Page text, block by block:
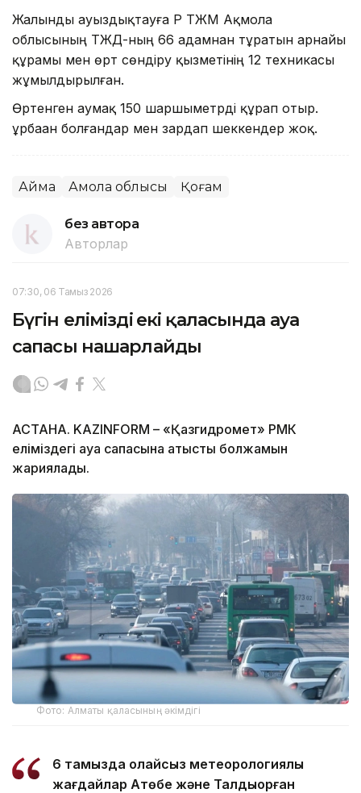
Жалынды ауыздықтауға ҚР ТЖМ Ақмола
облысының ТЖД-ның 66 адамнан тұратын арнайы
құрамы мен өрт сөндіру қызметінің 12 техникасы
жұмылдырылған.
Өртенген аумақ 150 шаршыметрді құрап отыр.
Құрбаан болғандар мен зардап шеккендер жоқ.
Аймақ Ақмола облысы Қоғам
без автора
Авторлар
07:30, 06 Тамыз 2026
Бүгін еліміздің екі қаласында ауа
сапасы нашарлайды
АСТАНА. KAZINFORM – «Қазгидромет» РМК
еліміздегі ауа сапасына қатысты болжамын
жариялады.
Фото: Алматы қаласының әкімдігі
6 тамызда қолайсыз метеорологиялық
жағдайлар Ақтөбе және Талдықорған